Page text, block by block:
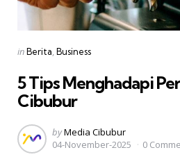
Categories
Posted
inBerita Business
5 Tips Menghadapi
Cibubur
Posted
by
byMedia Cibubur
04-November-2025
0